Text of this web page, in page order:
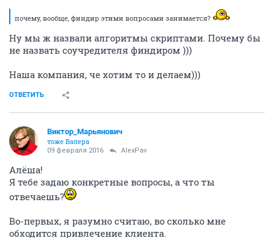
почему, вообще, финдир этими вопросами занимается?
Ну мы ж назвали алгоритмы скриптами. Почему бы
не назвать соучредителя финдиром )))
Наша компания, че хотим то и делаем)))
ОТВЕТИТЬ
Виктор_Марьянович
тоже Валера
09 февраля 2016 AlexPav
Алёша!
Я тебе задаю конкретные вопросы, а что ты
отвечаешь?
Во-первых, я разумно считаю, во сколько мне
обходится привлечение клиента.